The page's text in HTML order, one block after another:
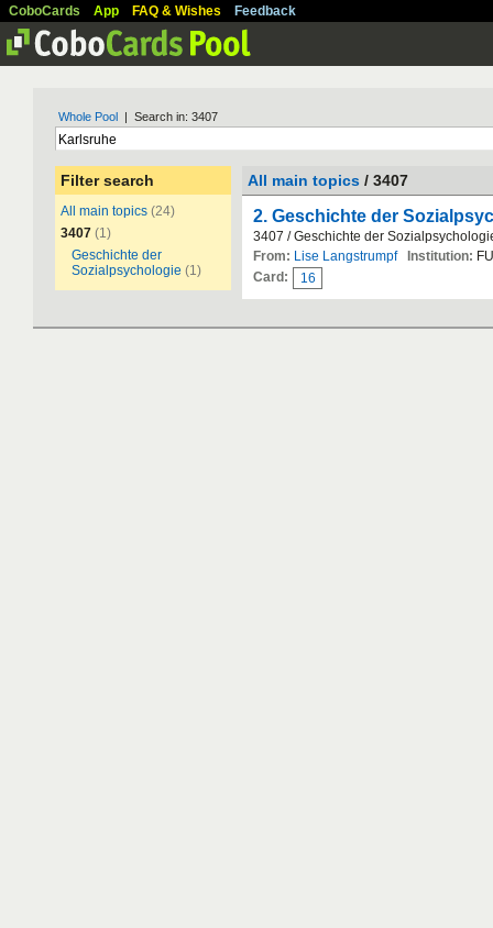
CoboCards App FAQ & Wishes Feedback
Whole Pool | Search in: 3407
Filter search
All main topics (24)
3407 (1)
Geschichte der
Sozialpsychologie (1)
All main topics / 3407
2. Geschichte der
3407 / Geschichte der
From: Lise Langstrumpf Institution:
Card:
16